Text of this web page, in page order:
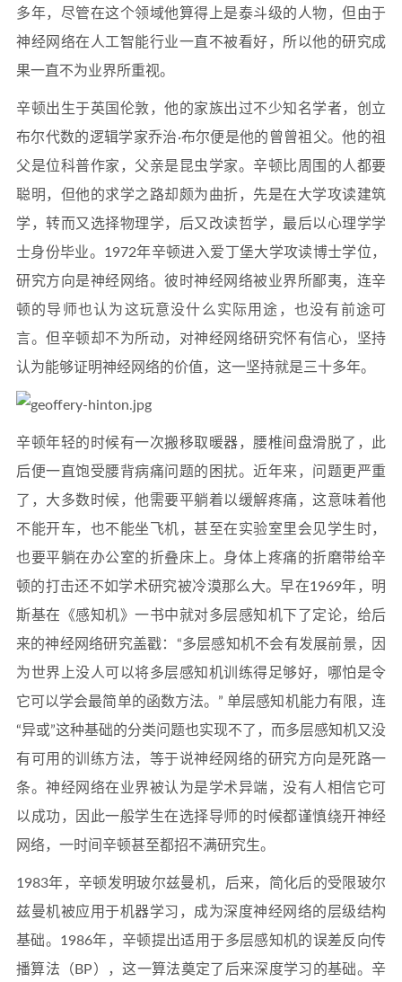
多年，尽管在这个领域他算得上是泰斗级的人物，但由于
神经网络在人工智能行业一直不被看好，所以他的研究成
果一直不为业界所重视。
辛顿出生于英国伦敦，他的家族出过不少知名学者，创立
布尔代数的逻辑学家乔治·布尔便是他的曾曾祖父。他的祖
父是位科普作家，父亲是昆虫学家。辛顿比周围的人都要
聪明，但他的求学之路却颇为曲折，先是在大学攻读建筑
学，转而又选择物理学，后又改读哲学，最后以心理学学
士身份毕业。1972年辛顿进入爱丁堡大学攻读博士学位，
研究方向是神经网络。彼时神经网络被业界所鄙夷，连辛
顿的导师也认为这玩意没什么实际用途，也没有前途可
言。但辛顿却不为所动，对神经网络研究怀有信心，坚持
认为能够证明神经网络的价值，这一坚持就是三十多年。
辛顿年轻的时候有一次搬移取暖器，腰椎间盘滑脱了，此
后便一直饱受腰背病痛问题的困扰。近年来，问题更严重
了，大多数时候，他需要平躺着以缓解疼痛，这意味着他
不能开车，也不能坐飞机，甚至在实验室里会见学生时，
也要平躺在办公室的折叠床上。身体上疼痛的折磨带给辛
顿的打击还不如学术研究被冷漠那么大。早在1969年，明
斯基在《感知机》一书中就对多层感知机下了定论，给后
来的神经网络研究盖戳：“多层感知机不会有发展前景，因
为世界上没人可以将多层感知机训练得足够好，哪怕是令
它可以学会最简单的函数方法。” 单层感知机能力有限，连
“异或”这种基础的分类问题也实现不了，而多层感知机又没
有可用的训练方法，等于说神经网络的研究方向是死路一
条。神经网络在业界被认为是学术异端，没有人相信它可
以成功，因此一般学生在选择导师的时候都谨慎绕开神经
网络，一时间辛顿甚至都招不满研究生。
1983年，辛顿发明玻尔兹曼机，后来，简化后的受限玻尔
兹曼机被应用于机器学习，成为深度神经网络的层级结构
基础。1986年，辛顿提出适用于多层感知机的误差反向传
播算法（BP），这一算法奠定了后来深度学习的基础。辛